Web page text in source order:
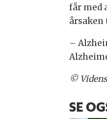
får med
–
©
SE